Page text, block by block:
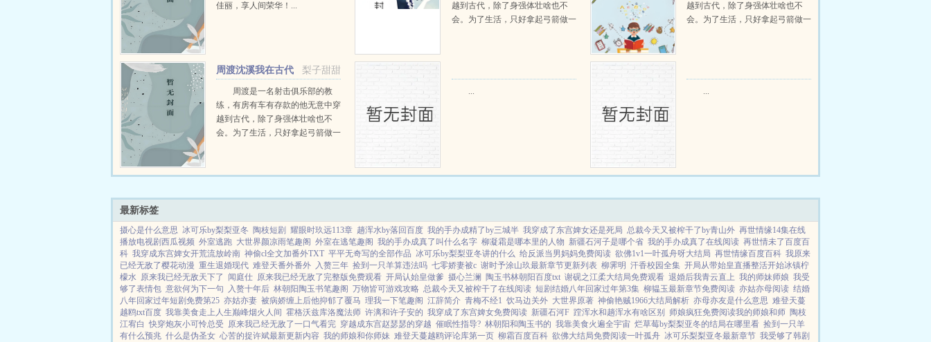
佳丽，享人间荣华！...
越到古代，除了身强体壮啥也不
会。为了生活，只好拿起弓箭做一
越到古代，除了身强体壮啥也不
会。为了生活，只好拿起弓箭做一
梨子甜甜
周渡沈溪我在古代
当猎户小说免费在线阅读
周渡是一名射击俱乐部的教
练，有房有车有存款的他无意中穿
越到古代，除了身强体壮啥也不
会。为了生活，只好拿起弓箭做一
只野兔，不会做（失望）第三天周
... ...
最新标签
摄心是什么意思 冰可乐by梨梨亚冬 陶枝短剧 耀眼时玖远113章 趟浑水by落回百度 我的手办成精了by三城半 我穿成了东宫婢女还是死局 总裁今天又被榨干了by青山外 再世情缘14集在线
播放电视剧西瓜视频 外室逃跑 大世界颜凉雨笔趣阁 外室在逃笔趣阁 我的手办成真了叫什么名字 柳凝霜是哪本里的人物 新疆石河子是哪个省 我的手办成真了在线阅读 再世情未了百度百
科 我穿成东宫婢女开荒流放岭南 神偷cl全文加番外TXT 平平无奇写的全部作品 冰可乐by梨梨亚冬讲的什么 给反派当男妈妈免费阅读 欲佛1v1一叶孤舟呀大结局 再世情缘百度百科 我原来
已经无敌了樱花动漫 重生退婚现代 难登天番外番外 入赘三年 捡到一只羊算违法吗 七零娇妻被c 谢时予涂山玖最新章节更新列表 柳霁明 汗香校园全集 开局从带始皇直播整活开始冰镇柠
檬水 原来我已经无敌天下了 闻庭仕 原来我已经无敌了完整版免费观看 开局认始皇做爹 摄心兰澜 陶玉书林朝阳百度txt 谢砚之江柔大结局免费观看 退婚后我青云直上 我的师妹师娘 我受
够了表情包 意欲何为下一句 入赘十年后 林朝阳陶玉书笔趣阁 万物皆可游戏攻略 总裁今天又被榨干了在线阅读 短剧结婚八年回家过年第3集 柳韫玉最新章节免费阅读 亦姑亦母阅读 结婚
八年回家过年短剧免费第25 亦姑亦妻 被病娇缠上后他抑郁了覆马 理我一下笔趣阁 江辞简介 青梅不经1 饮马边关外 大世界原著 神偷艳贼1966大结局解析 亦母亦友是什么意思 难登天蔓
越鸥txt百度 我靠美食走上人生巅峰烟火人间 霍格沃兹库洛魔法师 许漓和许子安的 我穿成了东宫婢女免费阅读 新疆石河F 蹚浑水和趟浑水有啥区别 师娘疯狂免费阅读我的师娘和师 陶枝
江宥白 快穿炮灰小可怜总受 原来我己经无敌了一口气看完 穿越成东宫赵瑟瑟的穿越 催眠性指导? 林朝阳和陶玉书的 我靠美食火遍全宇宙 烂草莓by梨梨亚冬的结局在哪里看 捡到一只羊
有什么预兆 什么是伪圣女 心苦的捉许斌最新更新内容 我的师娘和你师妹 难登天蔓越鸥评论库第一页 柳霜百度百科 欲佛大结局免费阅读一叶孤舟 冰可乐梨梨亚冬最新章节 我受够了韩剧